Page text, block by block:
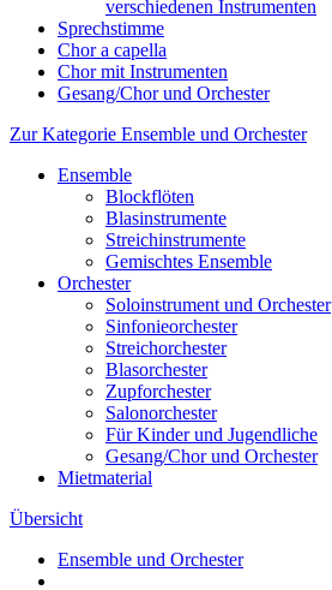
verschiedenen Instrumenten
Sprechstimme
Chor a capella
Chor mit Instrumenten
Gesang/Chor und Orchester
Zur Kategorie Ensemble und Orchester
Ensemble
Blockflöten
Blasinstrumente
Streichinstrumente
Gemischtes Ensemble
Orchester
Soloinstrument und Orchester
Sinfonieorchester
Streichorchester
Blasorchester
Zupforchester
Salonorchester
Für Kinder und Jugendliche
Gesang/Chor und Orchester
Mietmaterial
Übersicht
Ensemble und Orchester